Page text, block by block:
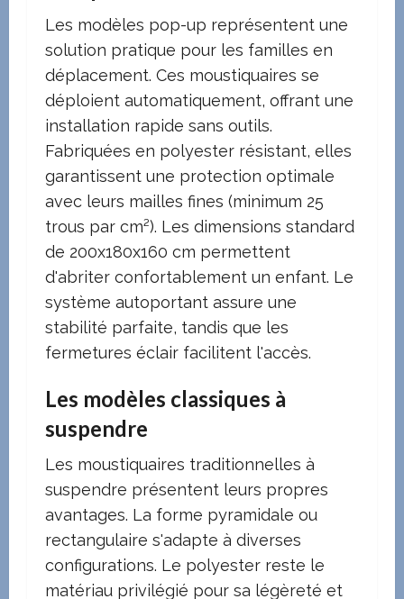
Les modèles pop-up représentent une
solution pratique pour les familles en
déplacement. Ces moustiquaires se
déploient automatiquement, offrant une
installation rapide sans outils.
Fabriquées en polyester résistant, elles
garantissent une protection optimale
avec leurs mailles fines (minimum 25
trous par cm²). Les dimensions standard
de 200x180x160 cm permettent
d'abriter confortablement un enfant. Le
système autoportant assure une
stabilité parfaite, tandis que les
fermetures éclair facilitent l'accès.
Les modèles classiques à
suspendre
Les moustiquaires traditionnelles à
suspendre présentent leurs propres
avantages. La forme pyramidale ou
rectangulaire s'adapte à diverses
configurations. Le polyester reste le
matériau privilégié pour sa légèreté et